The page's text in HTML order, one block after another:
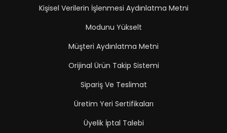
Kişisel Verilerin İşlenmesi Aydınlatma Metni
Modunu Yükselt
Müşteri Aydınlatma Metni
Orijinal Ürün Takip Sistemi
Sipariş Ve Teslimat
Üretim Yeri Sertifikaları
Üyelik İptal Talebi